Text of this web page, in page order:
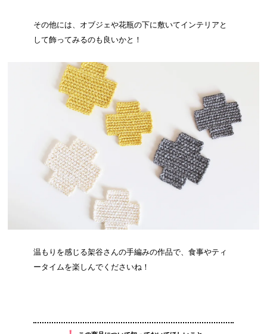
その他には、オブジェや花瓶の下に敷いてインテリアと
して飾ってみるのも良いかと！
温もりを感じる架谷さんの手編みの作品で、食事やティ
ータイムを楽しんでくださいね！